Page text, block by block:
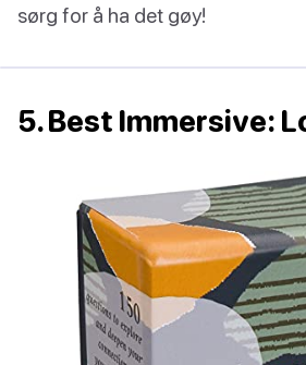
sørg for å ha det gøy!
5. Best Immersive: